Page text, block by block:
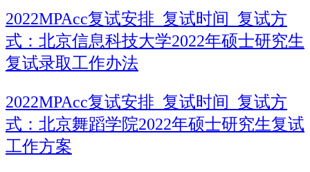
2022MPAcc复试安排_复试时间_复试方
式：北京信息科技大学2022年硕士研究生
复试录取工作办法
2022MPAcc复试安排_复试时间_复试方
式：北京舞蹈学院2022年硕士研究生复试
工作方案